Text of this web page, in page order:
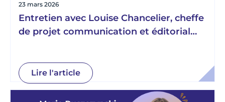
23 mars 2026
Entretien avec Louise Chancelier, cheffe
de projet communication et éditorial
Lire l'article